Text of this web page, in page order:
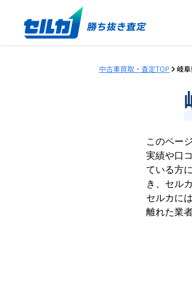
中古車買取・査定TOP 岐
このペー
実績や口
ている方
き、セル
セルカには
離れた業